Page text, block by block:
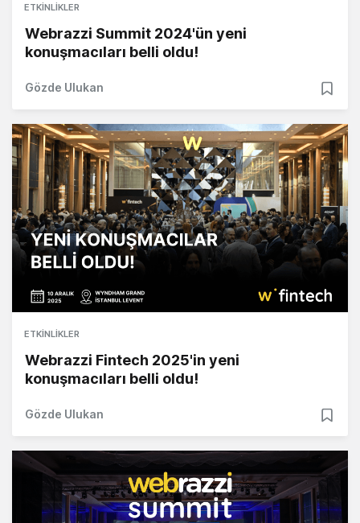
ETKINLIKLER
Webrazzi Summit 2024'ün yeni
konuşmacıları belli oldu!
Gözde Ulukan
ETKINLIKLER
Webrazzi Fintech 2025'in yeni
konuşmacıları belli oldu!
Gözde Ulukan